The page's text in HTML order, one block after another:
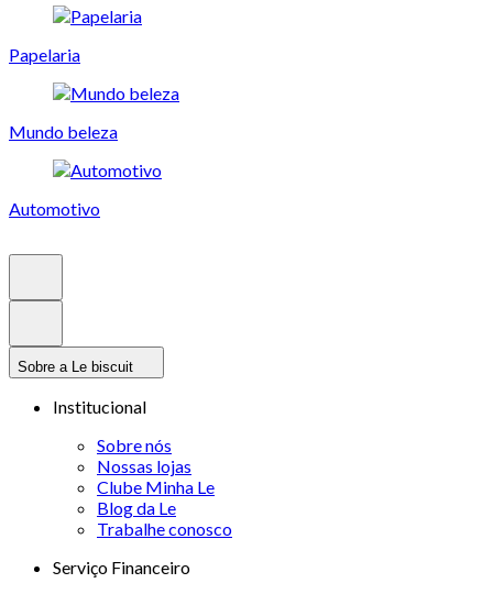
Papelaria
Mundo beleza
Automotivo
Sobre a Le biscuit
Institucional
Sobre nós
Nossas lojas
Clube Minha Le
Blog da Le
Trabalhe conosco
Serviço Financeiro